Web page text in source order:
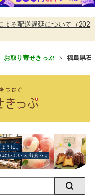
よる配送遅延について（202
お取り寄せきっぷ 福島県石